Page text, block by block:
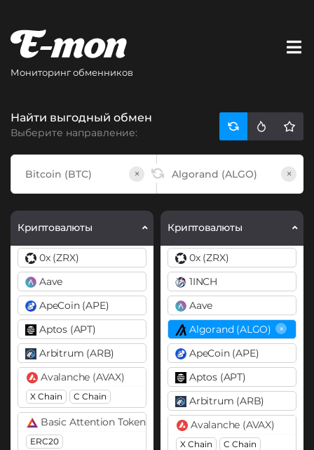
Мониторинг обменников
Найти выгодный обмен
Выберите направление:
× ×
Криптовалюты
0x (ZRX)
Aave
ApeCoin (APE)
Aptos (APT)
Arbitrum (ARB)
Avalanche (AVAX)
X Chain C Chain
Basic Attention Token (BAT)
ERC20
Криптовалюты
0x (ZRX)
1INCH
Aave
Algorand (ALGO)
×
ApeCoin (APE)
Aptos (APT)
Arbitrum (ARB)
Avalanche (AVAX)
X Chain C Chain